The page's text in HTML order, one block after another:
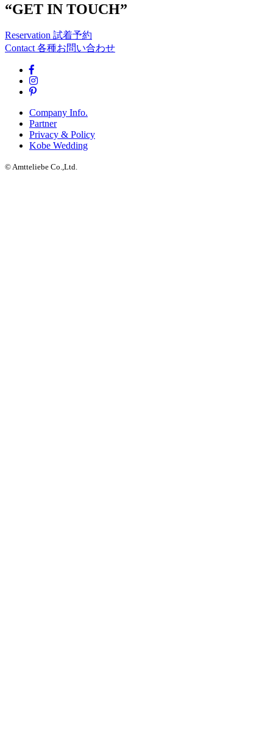
“GET IN TOUCH”
Reservation 試着予約
Contact各種お問い合わせ
Company Info.
Partner
Privacy & Policy
Kobe Wedding
© Amtteliebe Co.,Ltd.